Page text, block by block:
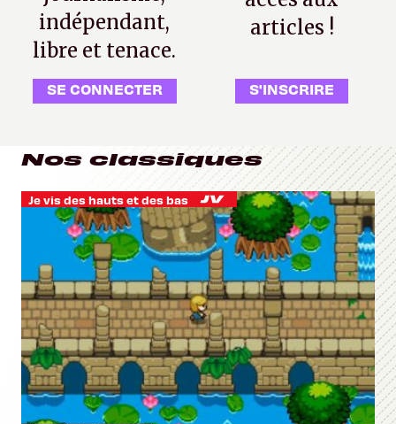
indépendant,
libre et tenace.
SE CONNECTER
articles !
S'INSCRIRE
Nos classiques
Je vis des hauts et des bas